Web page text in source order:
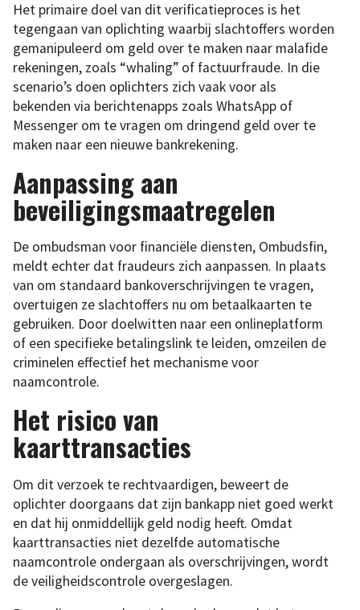
Het primaire doel van dit verificatieproces is het
tegengaan van oplichting waarbij slachtoffers worden
gemanipuleerd om geld over te maken naar malafide
rekeningen, zoals “whaling” of factuurfraude. In die
scenario’s doen oplichters zich vaak voor als
bekenden via berichtenapps zoals WhatsApp of
Messenger om te vragen om dringend geld over te
maken naar een nieuwe bankrekening.
Aanpassing aan
beveiligingsmaatregelen
De ombudsman voor financiële diensten, Ombudsfin,
meldt echter dat fraudeurs zich aanpassen. In plaats
van om standaard bankoverschrijvingen te vragen,
overtuigen ze slachtoffers nu om betaalkaarten te
gebruiken. Door doelwitten naar een onlineplatform
of een specifieke betalingslink te leiden, omzeilen de
criminelen effectief het mechanisme voor
naamcontrole.
Het risico van
kaarttransacties
Om dit verzoek te rechtvaardigen, beweert de
oplichter doorgaans dat zijn bankapp niet goed werkt
en dat hij onmiddellijk geld nodig heeft. Omdat
kaarttransacties niet dezelfde automatische
naamcontrole ondergaan als overschrijvingen, wordt
de veiligheidscontrole overgeslagen.